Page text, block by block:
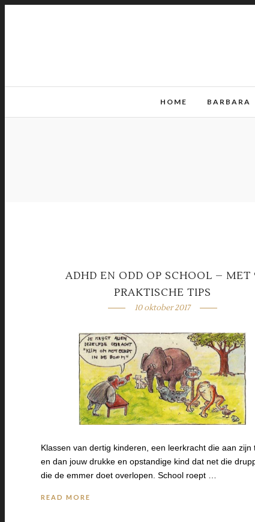
HOME BARBARA
ADHD EN ODD OP SCHOOL – MET
PRAKTISCHE TIPS
10 oktober 2017
Klassen van dertig kinderen, een leerkracht die aan zijn
en dan jouw drukke en opstandige kind dat net die
die de emmer doet overlopen. School roept …
READ MORE